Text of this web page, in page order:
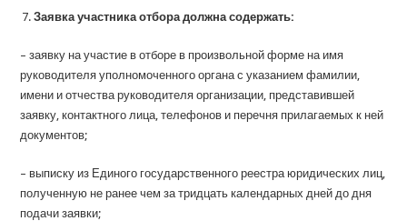
Заявка участника отбора должна содержать:
– заявку на участие в отборе в произвольной форме на имя
руководителя уполномоченного органа с указанием фамилии,
имени и отчества руководителя организации, представившей
заявку, контактного лица, телефонов и перечня прилагаемых к ней
документов;
– выписку из Единого государственного реестра юридических лиц,
полученную не ранее чем за тридцать календарных дней до дня
подачи заявки;